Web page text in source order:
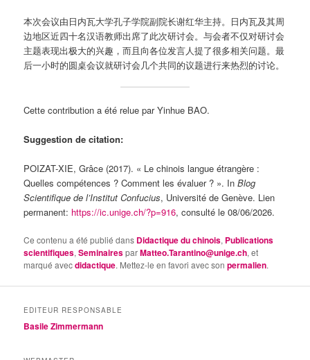
本次会议由日内瓦大学孔子学院副院长谢红华主持。日内瓦及其周
边地区近四十名汉语教师出席了此次研讨会。与会者不仅对研讨会
主题表现出极大的兴趣，而且向各位发言人提了很多相关问题。最
后一小时的圆桌会议就研讨会几个共同的议题进行来热烈的讨论。
Cette contribution a été relue par Yinhue BAO.
Suggestion de citation:
POIZAT-XIE, Grâce (2017). « Le chinois langue étrangère :
Quelles compétences ? Comment les évaluer ? ». InBlog
Scientifique de l’Institut Confucius, Université de Genève. Lien
permanent: https://ic.unige.ch/?p=916, consulté le 08/06/2026.
Ce contenu a été publié dans Didactique du chinois, Publications
scientifiques,SeminairesparMatteo.Tarantino@unige.ch, et
marqué avecdidactique. Mettez-le en favori avec sonpermalien.
EDITEUR RESPONSABLE
Basile Zimmermann